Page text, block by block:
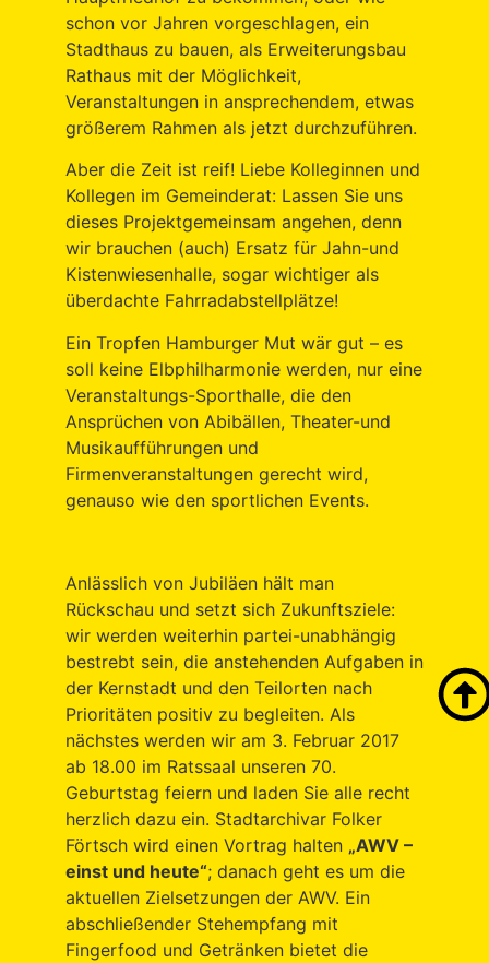
schon vor Jahren vorgeschlagen, ein
Stadthaus zu bauen, als Erweiterungsbau
Rathaus mit der Möglichkeit,
Veranstaltungen in ansprechendem, etwas
größerem Rahmen als jetzt durchzuführen.
Aber die Zeit ist reif! Liebe Kolleginnen und
Kollegen im Gemeinderat: Lassen Sie uns
dieses Projektgemeinsam angehen, denn
wir brauchen (auch) Ersatz für Jahn-und
Kistenwiesenhalle, sogar wichtiger als
überdachte Fahrradabstellplätze!
Ein Tropfen Hamburger Mut wär gut – es
soll keine Elbphilharmonie werden, nur eine
Veranstaltungs-Sporthalle, die den
Ansprüchen von Abibällen, Theater-und
Musikaufführungen und
Firmenveranstaltungen gerecht wird,
genauso wie den sportlichen Events.
Anlässlich von Jubiläen hält man
Rückschau und setzt sich Zukunftsziele:
wir werden weiterhin partei-unabhängig
bestrebt sein, die anstehenden Aufgaben in
der Kernstadt und den Teilorten nach
Prioritäten positiv zu begleiten. Als
nächstes werden wir am 3. Februar 2017
ab 18.00 im Ratssaal unseren 70.
Geburtstag feiern und laden Sie alle recht
herzlich dazu ein. Stadtarchivar Folker
Förtsch wird einen Vortrag halten „AWV –
einst und heute“; danach geht es um die
aktuellen Zielsetzungen der AWV. Ein
abschließender Stehempfang mit
Fingerfood und Getränken bietet die